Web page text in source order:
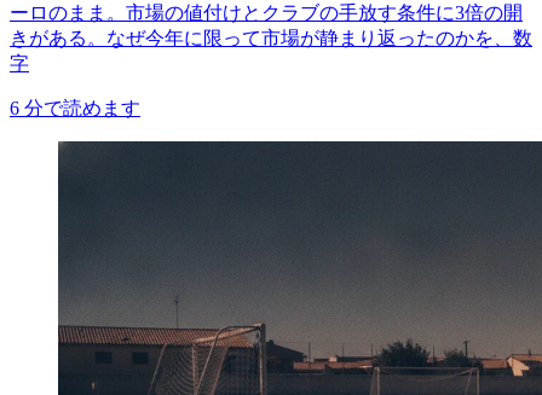
ーロのまま。市場の値付けとクラブの手放す条件に3倍の開
きがある。なぜ今年に限って市場が静まり返ったのかを、数
字
6 分で読めます